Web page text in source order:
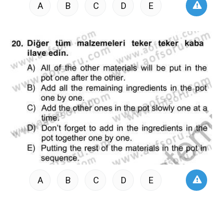
A B C D E
A B C D E